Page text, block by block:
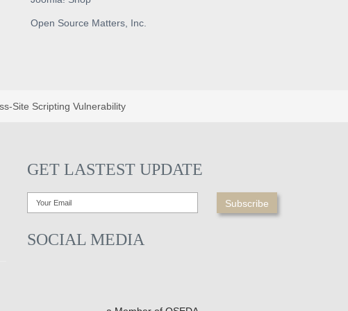
Open Source Matters, Inc.
Site Scripting Vulnerability
GET LASTEST UPDATE
SOCIAL MEDIA